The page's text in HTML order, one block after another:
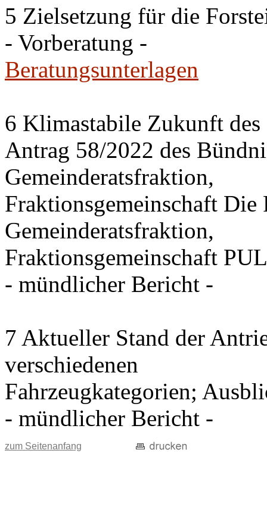
5 Zielsetzung für die
- Vorberatung -
Beratungsunterlagen
6 Klimastabile Zukunft des
Antrag 58/2022 des
Gemeinderatsfraktion,
Fraktionsgemeinschaft
Gemeinderatsfraktion,
Fraktionsgemeinschaft
- mündlicher Bericht -
7 Aktueller Stand der
verschiedenen
Fahrzeugkategorien;
- mündlicher Bericht -
zum Seitenanfang